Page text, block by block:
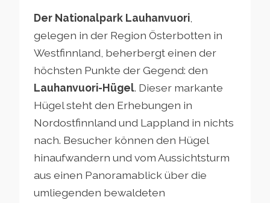
Der Nationalpark Lauhanvuori
gelegen in der Region Österbotten in
Westfinnland, beherbergt einen der
höchsten Punkte der Gegend: den
Lauhanvuori-Hügel. Dieser markante
Hügel steht den Erhebungen in
Nordostfinnland und Lappland in nichts
nach. Besucher können den Hügel
hinaufwandern und vom Aussichtsturm
aus einen Panoramablick über die
umliegenden bewaldeten